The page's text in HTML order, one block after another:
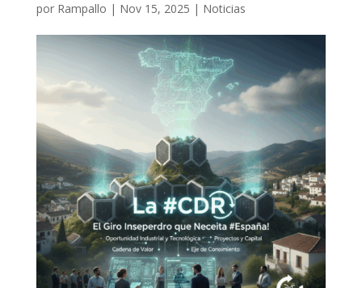
por Rampallo | Nov 15, 2025 | Noticias